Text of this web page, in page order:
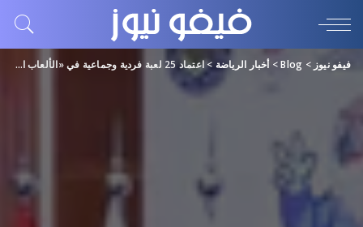
فيفو نيوز >
Blog
> أخبار الرياضة > اعتماد 25 لعبة فردية وجماعية في «الألعاب الخليجية للشباب»